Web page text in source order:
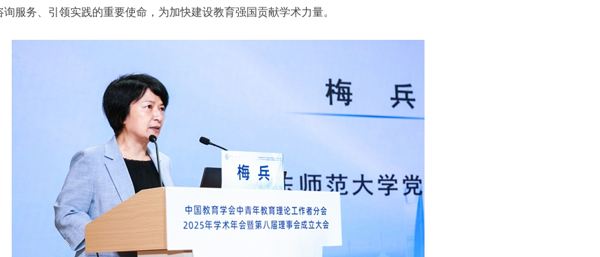
服务、引领实践的重要使命，为加快建设教育强国贡献学术力量。